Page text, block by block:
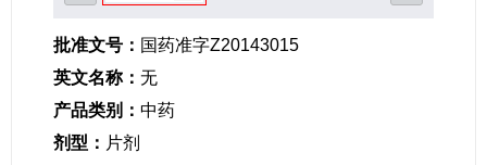
批准文号： 国药准字Z20143015
英文名称： 无
产品类别： 中药
剂型： 片剂